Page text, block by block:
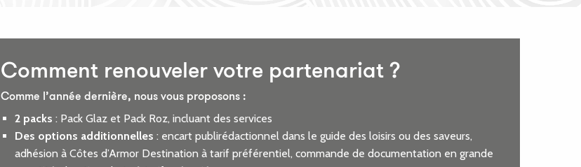
Comment renouveler votre partenariat ?
Comme l’année dernière, nous vous proposons :
2 packs : Pack Glaz et Pack Roz, incluant des services
Des options additionnelles : encart publirédactionnel dans le guide des loisirs ou des saveurs,
adhésion à Côtes d’Armor Destination à tarif préférentiel, commande de documentation en grande